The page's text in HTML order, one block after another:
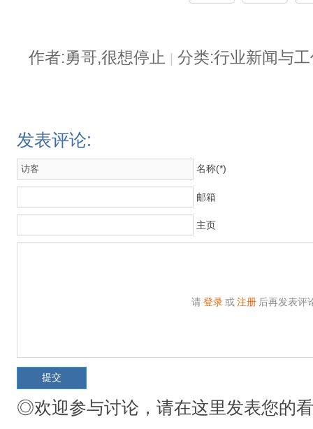
作者:勇哥,很想停止 分类:行业新闻与
发表评论:
名称(*)
邮箱
主页
请 登录 或 注册 后再发表评
◎欢迎参与讨论，请在这里发表您的